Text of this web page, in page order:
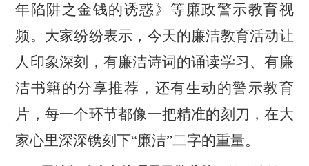
年陷阱之金钱的诱惑》等廉政警示教育视
频。大家纷纷表示，今天的廉洁教育活动让
人印象深刻，有廉洁诗词的诵读学习、有廉
洁书籍的分享推荐，还有生动的警示教育
片，每一个环节都像一把精准的刻刀，在大
家心里深深镌刻下“廉洁”二字的重量。